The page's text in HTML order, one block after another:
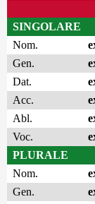
SINGOLARE
Nom.
Gen.
Dat.
Acc.
Abl.
Voc.
PLURALE
Nom.
Gen.